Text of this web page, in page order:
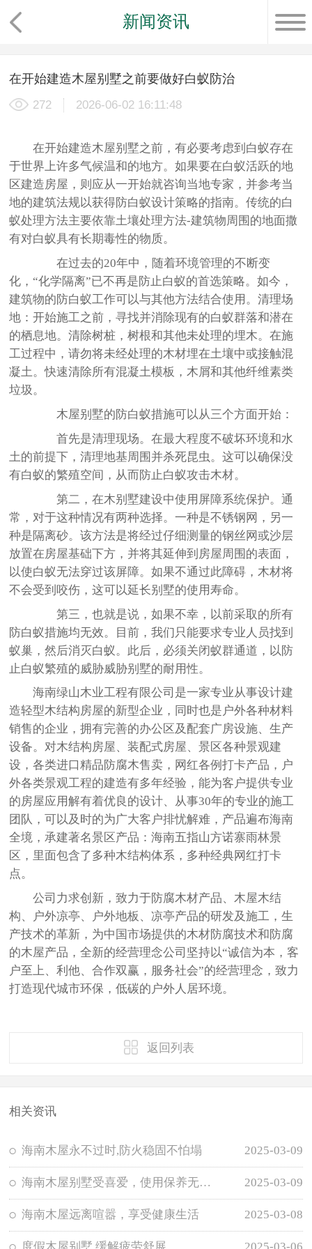
新闻资讯
在开始建造木屋别墅之前要做好白蚁防治
272 2026-06-02 16:11:48
在开始建造木屋别墅之前，有必要考虑到白蚁存在
于世界上许多气候温和的地方。如果要在白蚁活跃的地
区建造房屋，则应从一开始就咨询当地专家，并参考当
地的建筑法规以获得防白蚁设计策略的指南。传统的白
蚁处理方法主要依靠土壤处理方法-建筑物周围的地面撒
有对白蚁具有长期毒性的物质。
在过去的20年中，随着环境管理的不断变
化，“化学隔离”已不再是防止白蚁的首选策略。如今，
建筑物的防白蚁工作可以与其他方法结合使用。清理场
地：开始施工之前，寻找并消除现有的白蚁群落和潜在
的栖息地。清除树桩，树根和其他未处理的埋木。在施
工过程中，请勿将未经处理的木材埋在土壤中或接触混
凝土。快速清除所有混凝土模板，木屑和其他纤维素类
垃圾。
木屋别墅的防白蚁措施可以从三个方面开始：
首先是清理现场。在最大程度不破坏环境和水
土的前提下，清理地基周围并杀死昆虫。这可以确保没
有白蚁的繁殖空间，从而防止白蚁攻击木材。
第二，在木别墅建设中使用屏障系统保护。通
常，对于这种情况有两种选择。一种是不锈钢网，另一
种是隔离砂。该方法是将经过仔细测量的钢丝网或沙层
放置在房屋基础下方，并将其延伸到房屋周围的表面，
以使白蚁无法穿过该屏障。如果不通过此障碍，木材将
不会受到咬伤，这可以延长别墅的使用寿命。
第三，也就是说，如果不幸，以前采取的所有
防白蚁措施均无效。目前，我们只能要求专业人员找到
蚁巢，然后消灭白蚁。此后，必须关闭蚁群通道，以防
止白蚁繁殖的威胁威胁别墅的耐用性。
海南绿山木业工程有限公司是一家专业从事设计建
造轻型木结构房屋的新型企业，同时也是户外各种材料
销售的企业，拥有完善的办公区及配套广房设施、生产
设备。对木结构房屋、装配式房屋、景区各种景观建
设，各类进口精品防腐木售卖，网红各例打卡产品，户
外各类景观工程的建造有多年经验，能为客户提供专业
的房屋应用解有着优良的设计、从事30年的专业的施工
团队，可以及时的为广大客户排忧解难，产品遍布海南
全境，承建著名景区产品：海南五指山方诺寨雨林景
区，里面包含了多种木结构体系，多种经典网红打卡
点。
公司力求创新，致力于防腐木材产品、木屋木结
构、户外凉亭、户外地板、凉亭产品的研发及施工，生
产技术的革新，为中国市场提供的木材防腐技术和防腐
的木屋产品，全新的经营理念公司坚持以“诚信为本，客
户至上、利他、合作双赢，服务社会”的经营理念，致力
打造现代城市环保，低碳的户外人居环境。
返回列表
相关资讯
海南木屋永不过时,防火稳固不怕塌 2025-03-09
海南木屋别墅受喜爱，使用保养无需担忧 2025-03-09
海南木屋远离喧嚣，享受健康生活 2025-03-08